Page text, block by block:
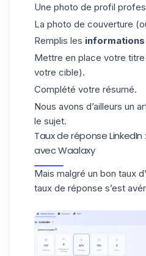
Une photo de profil
La photo de couverture
Remplis les informations
Mettre en place votre
votre cible).
Complété votre résumé.
Nous avons d’ailleurs un
le sujet.
Taux de réponse
avec Waalaxy
Mais malgré un bon taux
taux de réponse s’est